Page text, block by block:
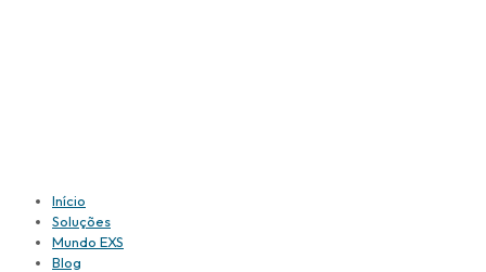
Início
Soluções
Mundo EXS
Blog